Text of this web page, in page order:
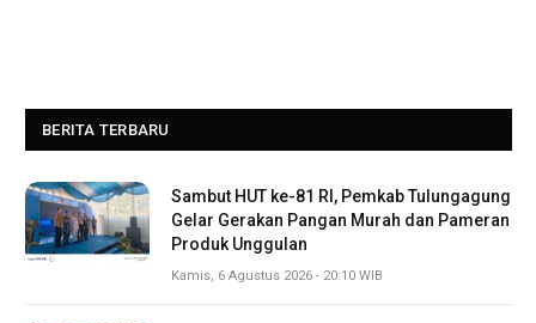
BERITA TERBARU
Sambut HUT ke-81 RI, Pemkab Tulungagung
Gelar Gerakan Pangan Murah dan Pameran
Produk Unggulan
Kamis, 6 Agustus 2026 - 20:10 WIB